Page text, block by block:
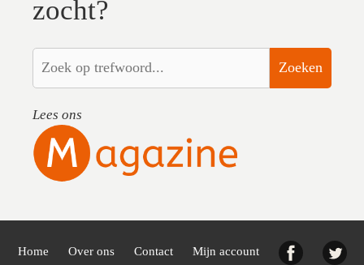
zocht?
Zoeken
Lees ons
Home Over ons Contact Mijn account Facebook